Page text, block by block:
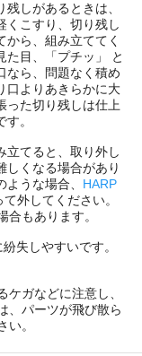
残しがあるときは、
くこすり、切り残し
から、組み立ててく
た目、「プチッ」 と
なら、問題なく積め
口よりあきらかに大
った切り残しは仕上
。
立てると、取り外し
しくなる場合があり
ような場合、 HARP
外してください。
合もあります。
失しやすいです。
ガなどに注意し、
、パーツが飛び散ら
。